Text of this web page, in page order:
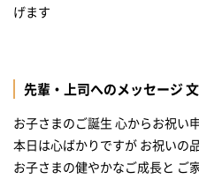
げます
先輩・上司へのメッセージ
お子さまのご誕生 心からお祝い
本日は心ばかりですが お祝いの
お子さまの健やかなご成長と ご